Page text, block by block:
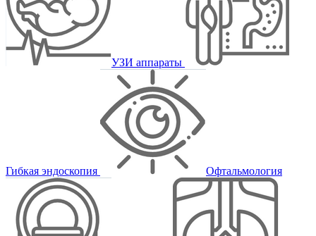
УЗИ аппараты
Гибкая эндоскопия Офтальмология